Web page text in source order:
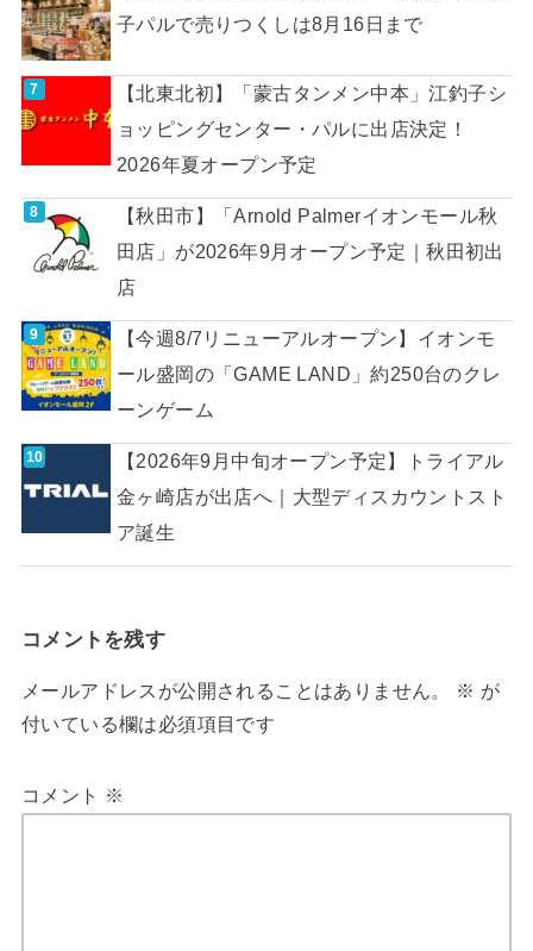
子パルで売りつくしは8月16日まで
【北東北初】「蒙古タンメン中本」江釣子シ
ョッピングセンター・パルに出店決定！
2026年夏オープン予定
【秋田市】「Arnold Palmerイオンモール秋
田店」が2026年9月オープン予定｜秋田初出
店
【今週8/7リニューアルオープン】イオンモ
ール盛岡の「GAME LAND」約250台のクレ
ーンゲーム
【2026年9月中旬オープン予定】トライアル
金ヶ崎店が出店へ｜大型ディスカウントスト
ア誕生
コメントを残す
メールアドレスが公開されることはありません。 ※ が
付いている欄は必須項目です
コメント ※